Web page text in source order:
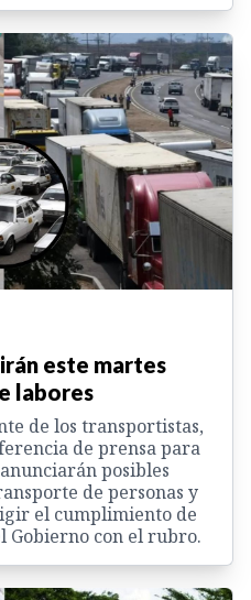
este martes
labores
de los transportistas,
de prensa para
posibles
de personas y
el cumplimiento de
Gobierno con el rubro.